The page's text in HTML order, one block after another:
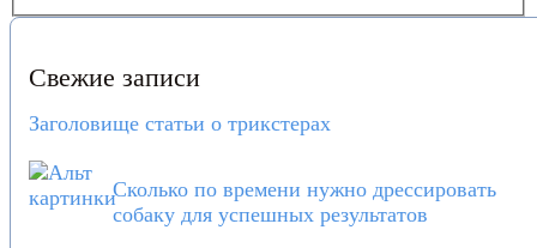
Свежие записи
Заголовище статьи о трикстерах
Сколько по времени нужно дрессировать
собаку для успешных результатов